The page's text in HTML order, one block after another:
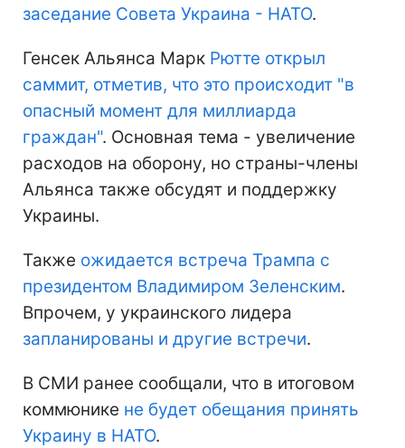
заседание Совета Украина - НАТО.
Генсек Альянса Марк Рютте открыл
саммит, отметив, что это происходит "в
опасный момент для миллиарда
граждан". Основная тема - увеличение
расходов на оборону, но страны-члены
Альянса также обсудят и поддержку
Украины.
Также ожидается встреча Трампа с
президентом Владимиром Зеленским.
Впрочем, у украинского лидера
запланированы и другие встречи.
В СМИ ранее сообщали, что в итоговом
коммюнике не будет обещания принять
Украину в НАТО.